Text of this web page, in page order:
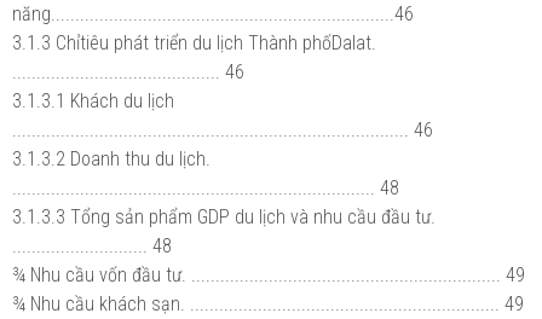
năng.......................................................................46
3.1.3 Chỉtiêu phát triển du lịch Thành phốDalat.
........................................... 46
3.1.3.1 Khách du lịch
.................................................................................. 46
3.1.3.2 Doanh thu du lịch.
........................................................................... 48
3.1.3.3 Tổng sản phẩm GDP du lịch và nhu cầu đầu tư.
............................ 48
¾ Nhu cầu vốn đầu tư. ................................................................ 49
¾ Nhu cầu khách sạn. ................................................................ 49